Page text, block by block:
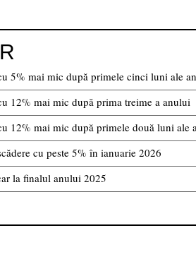
5% mai mic după primele cinci luni ale
12% mai mic după prima treime a anului
12% mai mic după primele două luni ale
cu peste 5% în ianuarie 2026
la finalul anului 2025